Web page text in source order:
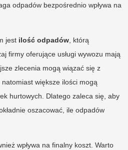
odpadów bezpośrednio wpływa na
jest ilość odpadów , którą
firmy oferujące usługi wywozu mają
zlecenia mogą wiązać się z
większe ilości mogą
hurtowych. Dlatego zaleca się, aby
oszacować, ile odpadów
wpływa na finalny koszt. Warto